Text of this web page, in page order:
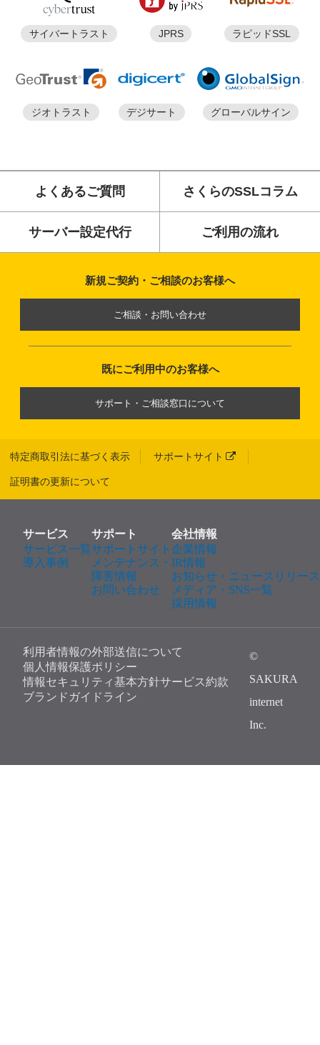
サイバートラスト JPRS ラピッドSSL
ジオトラスト デジサート グローバルサイン
よくあるご質問 さくらのSSLコラム
サーバー設定代行 ご利用の流れ
新規ご契約・ご相談のお客様へ
ご相談・お問い合わせ
既にご利用中のお客様へ
サポート・ご相談窓口について
特定商取引法に基づく表示 サポートサイト
証明書の更新について
サービス
サービス一覧
導入事例
サポート
サポートサイト
メンテナンス・
障害情報
お問い合わせ
会社情報
企業情報
IR情報
お知らせ・ニュースリリース
メディア・SNS一覧
採用情報
利用者情報の外部送信について
個人情報保護ポリシー
情報セキュリティ基本方針サービス約款
ブランドガイドライン
©
SAKURA
internet
Inc.